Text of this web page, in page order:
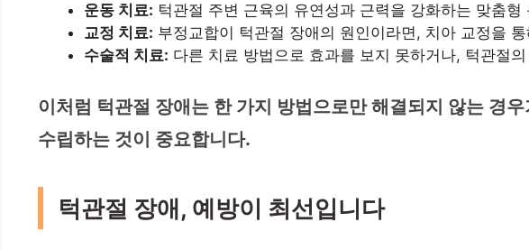
운동 치료: 턱관절 주변 근육의 유연성과 근력을 강화하는 맞춤
교정 치료: 부정교합이 턱관절 장애의 원인이라면, 치아 교정을
수술적 치료: 다른 치료 방법으로 효과를 보지 못하거나, 턱관절
이처럼 턱관절 장애는 한 가지 방법으로만 해결되지 않는 경
수립하는 것이 중요합니다.
턱관절 장애, 예방이 최선입니다